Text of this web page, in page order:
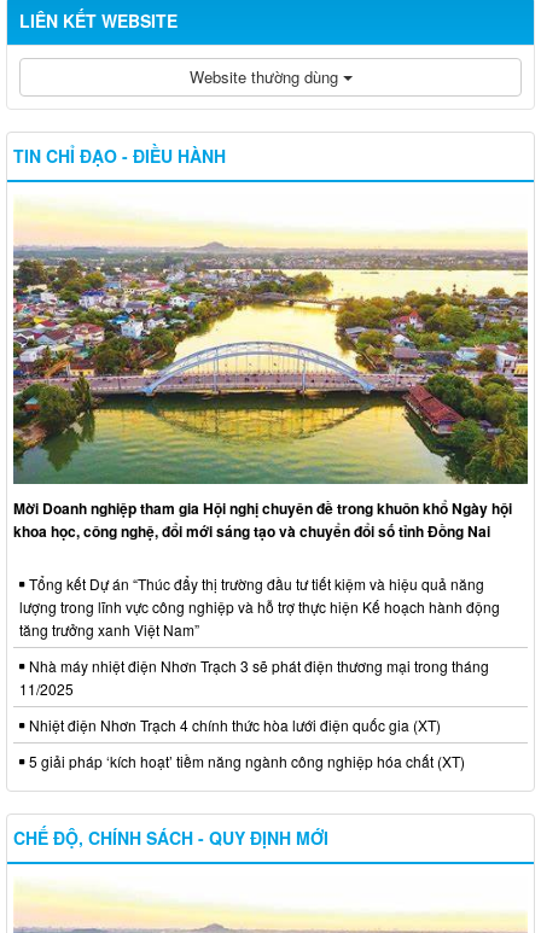
LIÊN KẾT WEBSITE
Website thường dùng
TIN CHỈ ĐẠO - ĐIỀU HÀNH
Mời Doanh nghiệp tham gia Hội nghị chuyên đề trong khuôn khổ Ngày hội
khoa học, công nghệ, đổi mới sáng tạo và chuyển đổi số tỉnh Đồng Nai
Tổng kết Dự án “Thúc đẩy thị trường đầu tư tiết kiệm và hiệu quả năng
lượng trong lĩnh vực công nghiệp và hỗ trợ thực hiện Kế hoạch hành động
tăng trưởng xanh Việt Nam”
Nhà máy nhiệt điện Nhơn Trạch 3 sẽ phát điện thương mại trong tháng
11/2025
Nhiệt điện Nhơn Trạch 4 chính thức hòa lưới điện quốc gia (XT)
5 giải pháp ‘kích hoạt’ tiềm năng ngành công nghiệp hóa chất (XT)
CHẾ ĐỘ, CHÍNH SÁCH - QUY ĐỊNH MỚI